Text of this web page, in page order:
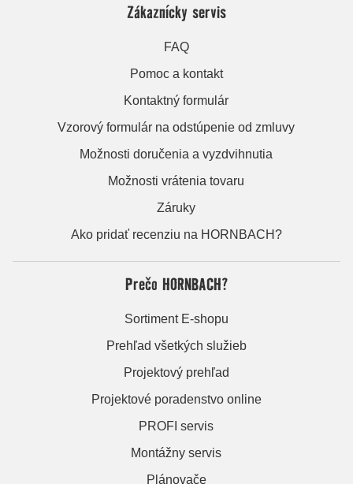
Zákaznícky servis
FAQ
Pomoc a kontakt
Kontaktný formulár
Vzorový formulár na odstúpenie od zmluvy
Možnosti doručenia a vyzdvihnutia
Možnosti vrátenia tovaru
Záruky
Ako pridať recenziu na HORNBACH?
Prečo HORNBACH?
Sortiment E-shopu
Prehľad všetkých služieb
Projektový prehľad
Projektové poradenstvo online
PROFI servis
Montážny servis
Plánovače